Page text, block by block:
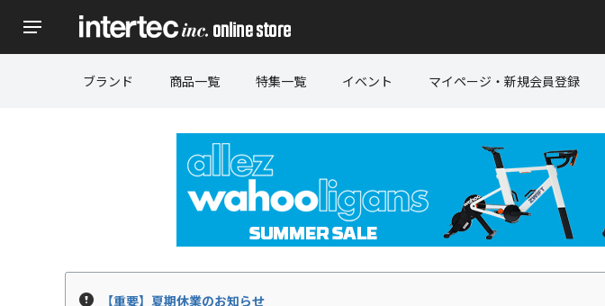
ブランド 商品一覧 特集一覧 イベント マイページ・新規会員登録
【重要】夏期休業のお知らせ